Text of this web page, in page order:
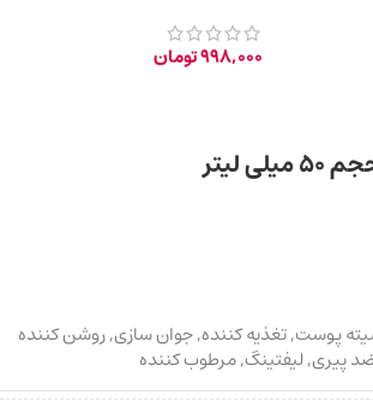
998,000تومان
کلیک کنید
لیتر
پوست,تغذیه کننده,جوان سازی,روشن کننده
ضد پیری,لیفتینگ,مرطوب کننده